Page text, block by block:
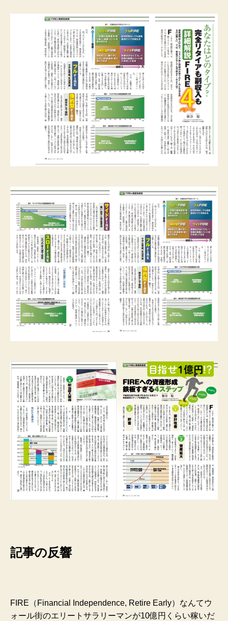
記事の反響
FIRE（Financial Independence, Retire Early）なんてウ
ォール街のエリートサラリーマンが10億円くらい稼いだ